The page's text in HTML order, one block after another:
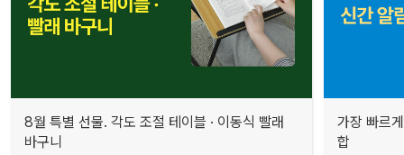
8월 특별 선물. 각도 조절 테이블 · 이동식 빨래
바구니
가장 빠르
합